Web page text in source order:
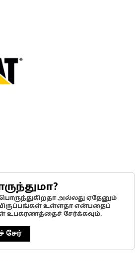
அல்லது ஏதேனும்
விருப்பங்கள் உள்ளதா என்பதைப்
உபகரணத்தைச் சேர்க்கவும்.